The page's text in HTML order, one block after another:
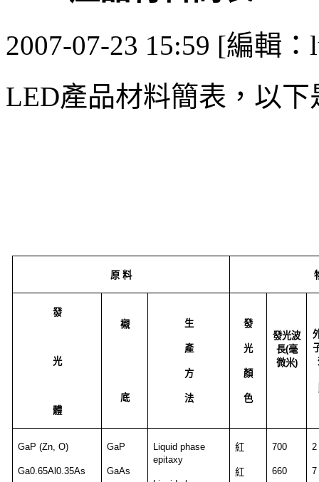
2007-07-23 15:59 [編輯：
LED產品材料簡表，以
原 料
發
光
體
襯
底
生
產
方
法
發
光
顏
色
發光波
長(毫
微米)
GaP (Zn, O)
Ga0.65Al0.35As
GaP
GaAs
Liquid phase
epitaxy
紅
紅
700
660
2
7